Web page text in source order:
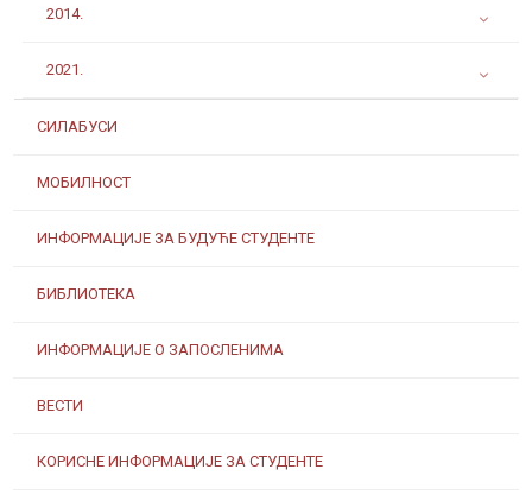
2014.
2021.
СИЛАБУСИ
МОБИЛНОСТ
ИНФОРМАЦИЈЕ ЗА БУДУЋЕ СТУДЕНТЕ
БИБЛИОТЕКА
ИНФОРМАЦИЈЕ О ЗАПОСЛЕНИМА
ВЕСТИ
КОРИСНЕ ИНФОРМАЦИЈЕ ЗА СТУДЕНТЕ